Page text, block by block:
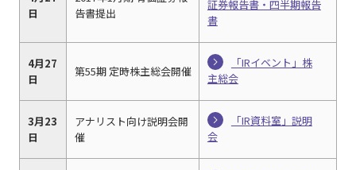
日
告書提出
証券報告書・四半期報告
書
4月27
日
第55期 定時株主総会開催
「IRイベント」株
主総会
3月23
日
アナリスト向け説明会開
催
「IR資料室」説明
会